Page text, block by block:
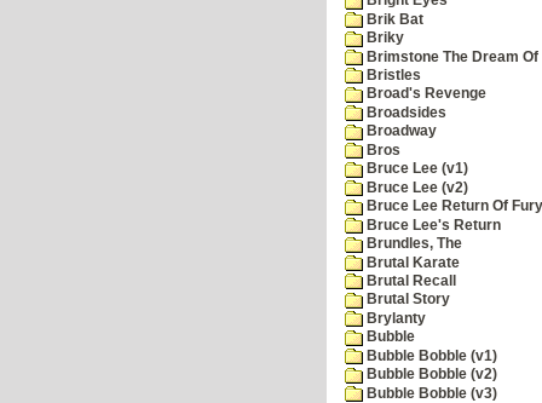
Brik Bat
Briky
Brimstone The Dream Of
Bristles
Broad's Revenge
Broadsides
Broadway
Bros
Bruce Lee (v1)
Bruce Lee (v2)
Bruce Lee Return Of Fury
Bruce Lee's Return
Brundles, The
Brutal Karate
Brutal Recall
Brutal Story
Brylanty
Bubble
Bubble Bobble (v1)
Bubble Bobble (v2)
Bubble Bobble (v3)